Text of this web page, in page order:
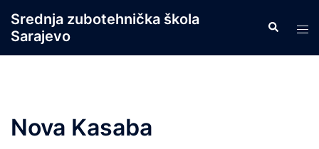
content
Srednja zubotehnička škola
Sarajevo
Search
Nova Kasaba